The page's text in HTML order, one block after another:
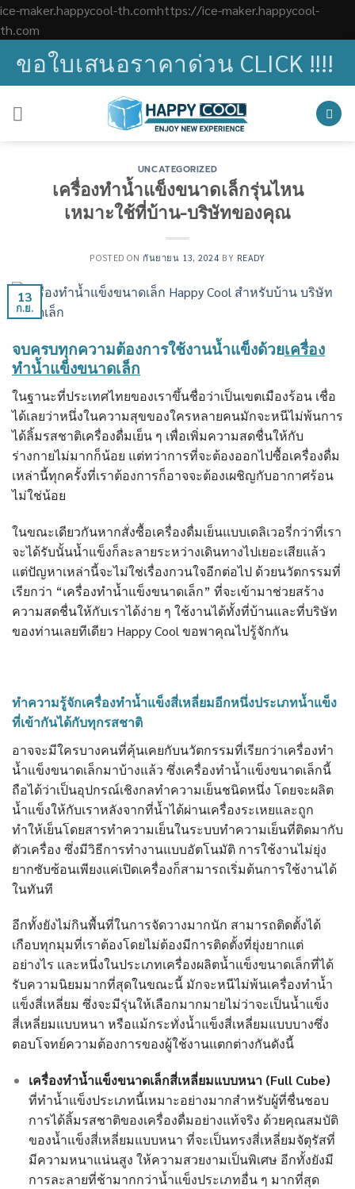
ice-maker.happycool-th.comhttps://ice-maker.happycool-
th.com
to
content
ขอใบเสนอราคาด่วน CLICK !!!!
UNCATEGORIZED
เครื่องทำน้ำแข็งขนาดเล็กรุ่นไหน
เหมาะใช้ที่บ้าน-บริษัทของคุณ
POSTED ON กันยายน 13, 2024 BY READY
13
ก.ย.
จบครบทุกความต้องการใช้งานน้ำแข็งด้วยเครื่อง
ทำน้ำแข็งขนาดเล็ก
ในฐานะที่ประเทศไทยของเราขึ้นชื่อว่าเป็นเขตเมืองร้อน เชื่อ
ได้เลยว่าหนึ่งในความสุขของใครหลายคนมักจะหนีไม่พ้นการ
ได้ลิ้มรสชาติเครื่องดื่มเย็น ๆ เพื่อเพิ่มความสดชื่นให้กับ
ร่างกายไม่มากก็น้อย แต่ทว่าการที่จะต้องออกไปซื้อเครื่องดื่ม
เหล่านี้ทุกครั้งที่เราต้องการก็อาจจะต้องเผชิญกับอากาศร้อน
ไม่ใช่น้อย
ในขณะเดียวกันหากสั่งซื้อเครื่องดื่มเย็นแบบเดลิเวอรี่กว่าที่เรา
จะได้รับนั้นน้ำแข็งก็ละลายระหว่างเดินทางไปเยอะเสียแล้ว
แต่ปัญหาเหล่านี้จะไม่ใช่เรื่องกวนใจอีกต่อไป ด้วยนวัตกรรมที่
เรียกว่า “เครื่องทำน้ำแข็งขนาดเล็ก” ที่จะเข้ามาช่วยสร้าง
ความสดชื่นให้กับเราได้ง่าย ๆ ใช้งานได้ทั้งที่บ้านและที่บริษัท
ของท่านเลยทีเดียว Happy Cool ขอพาคุณไปรู้จักกัน
ทำความรู้จักเครื่องทำน้ำแข็งสี่เหลี่ยมอีกหนึ่งประเภทน้ำแข็ง
ที่เข้ากันได้กับทุกรสชาติ
อาจจะมีใครบางคนที่คุ้นเคยกับนวัตกรรมที่เรียกว่าเครื่องทำ
น้ำแข็งขนาดเล็กมาบ้างแล้ว ซึ่งเครื่องทำน้ำแข็งขนาดเล็กนี้
ถือได้ว่าเป็นอุปกรณ์เชิงกลทำความเย็นชนิดหนึ่ง โดยจะผลิต
น้ำแข็งให้กับเราหลังจากที่น้ำได้ผ่านเครื่องระเหยและถูก
ทำให้เย็นโดยสารทำความเย็นในระบบทำความเย็นที่ติดมากับ
ตัวเครื่อง ซึ่งมีวิธีการทำงานแบบอัตโนมัติ การใช้งานไม่ยุ่ง
ยากซับซ้อนเพียงแค่เปิดเครื่องก็สามารถเริ่มต้นการใช้งานได้
ในทันที
อีกทั้งยังไม่กินพื้นที่ในการจัดวางมากนัก สามารถติดตั้งได้
เกือบทุกมุมที่เราต้องโดยไม่ต้องมีการติดตั้งที่ยุ่งยากแต่
อย่างไร และหนึ่งในประเภทเครื่องผลิตน้ำแข็งขนาดเล็กที่ได้
รับความนิยมมากที่สุดในขณะนี้ มักจะหนีไม่พ้นเครื่องทำน้ำ
แข็งสี่เหลี่ยม ซึ่งจะมีรุ่นให้เลือกมากมายไม่ว่าจะเป็นน้ำแข็ง
สี่เหลี่ยมแบบหนา หรือแม้กระทั่งน้ำแข็งสี่เหลี่ยมแบบบางซึ่ง
ตอบโจทย์ความต้องการของผู้ใช้งานแตกต่างกันดังนี้
เครื่องทำน้ำแข็งขนาดเล็กสี่เหลี่ยมแบบหนา (Full Cube)
ที่ทำน้ำแข็งประเภทนี้เหมาะอย่างมากสำหรับผู้ที่ชื่นชอบ
การได้ลิ้มรสชาติของเครื่องดื่มอย่างแท้จริง ด้วยคุณสมบัติ
ของน้ำแข็งสี่เหลี่ยมแบบหนา ที่จะเป็นทรงสี่เหลี่ยมจัตุรัสที่
มีความหนาแน่นสูง ให้ความสวยงามเป็นพิเศษ อีกทั้งยังมี
การละลายที่ช้ามากกว่าน้ำแข็งประเภทอื่น ๆ มากที่สุด